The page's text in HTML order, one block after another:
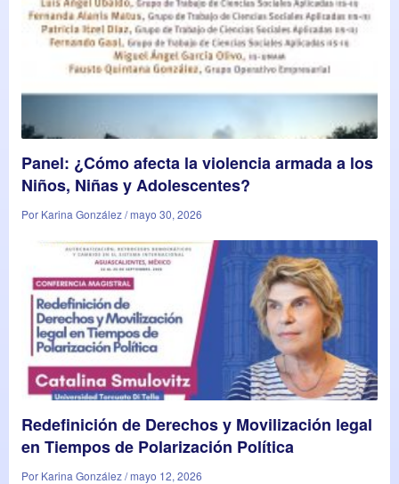
Panel: ¿Cómo afecta la violencia armada a los
Niños, Niñas y Adolescentes?
Por Karina González / mayo 30, 2026
Redefinición de Derechos y Movilización legal
en Tiempos de Polarización Política
Por Karina González / mayo 12, 2026